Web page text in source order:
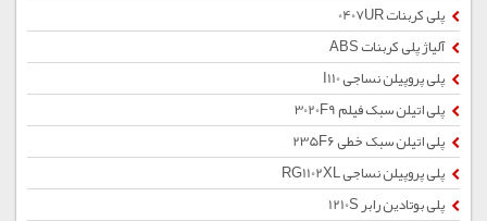
پلی کربنات 0407UR
آلیاژ پلی کربنات ABS
پلی پروپیلن نساجی I110
پلی اتیلن سبک فیلم 3020F9
پلی اتیلن سبک خطی 235F6
پلی پروپیلن نساجی RG1102XL
پلی بوتادین رابر 1210S